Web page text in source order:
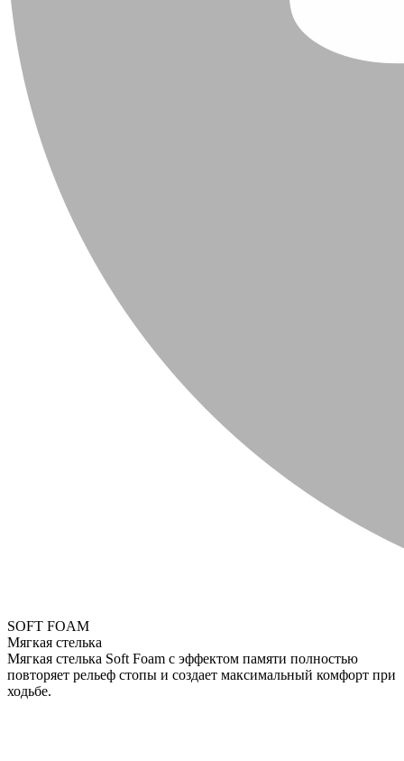
SOFT FOAM
Мягкая стелька
Мягкая стелька Soft Foam с эффектом памяти полностью
повторяет рельеф стопы и создает максимальный комфорт при
ходьбе.